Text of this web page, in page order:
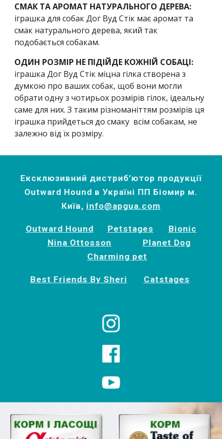
СМАК ТА АРОМАТ НАТУРАЛЬНОГО ДЕРЕВА:
іграшка для собак Дог Вуд Стік має аромат та
смак натурального дерева, який так
подобається собакам.
іграшка Дог Вуд Стік міцна гілка створена з
думкою про ваших собак, щоб вони могли
обрати одну з чотирьох розмірів гілок, ідеальну
саме для них. З таким різноманіттям розмірів ця
іграшка прийдеться до смаку  всім собакам, не
залежно від їх розміру.
Ексклюзивний дистриб’ютор продукції
Outward Hound в Україні ПП Біомир м.
Київ, info@apgua.com
Outward Hound Petstages
Bionic
Nina Ottosson
Planet Dog
Charming pet
Best Friends By Sheri Catstages